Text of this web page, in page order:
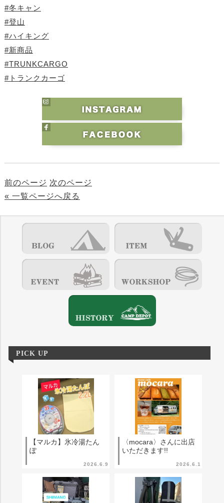
#冬キャン
#登山
#ハイキング
#新商品
#TRUNKCARGO
#トランクカーゴ
前のページ 次のページ
« 一覧ページへ戻る
PICK UP
2026.6.9
【マルカ】氷冷湯たん
ぽ
2026.6.1
〈mocara〉さんに出店
いただきます!!